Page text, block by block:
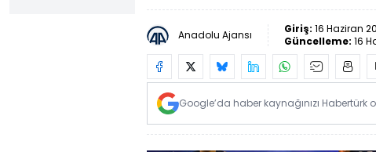
Anadolu Ajansı Giriş: 16 Haziran
Güncelleme: 16
Google’da haber kaynağınızı Habertürk